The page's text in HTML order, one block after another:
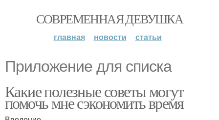
СОВРЕМЕННАЯ ДЕВУШКА
главная новости статьи
Приложение для списка
Какие полезные советы могут
помочь мне сэкономить время